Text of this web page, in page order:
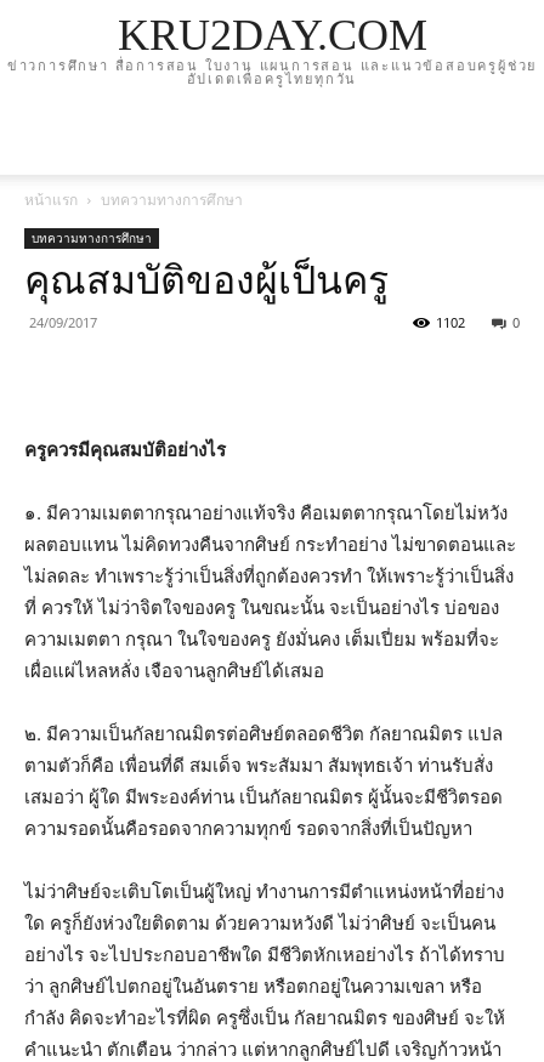
KRU2DAY.COM
ข่าวการศึกษา สื่อการสอน ใบงาน แผนการสอน และแนวข้อสอบครูผู้ช่วย
อัปเดตเพื่อครูไทยทุกวัน
หน้าแรก บทความทางการศึกษา
บทความทางการศึกษา
คุณสมบัติของผู้เป็นครู
24/09/2017 0
1102
ครูควรมีคุณสมบัติอย่างไร
๑. มีความเมตตากรุณาอย่างแท้จริง คือเมตตากรุณาโดยไม่หวัง
ผลตอบแทน ไม่คิดทวงคืนจากศิษย์ กระทำอย่าง ไม่ขาดตอนและ
ไม่ลดละ ทำเพราะรู้ว่าเป็นสิ่งที่ถูกต้องควรทำ ให้เพราะรู้ว่าเป็นสิ่ง
ที่ ควรให้ ไม่ว่าจิตใจของครู ในขณะนั้น จะเป็นอย่างไร บ่อของ
ความเมตตา กรุณา ในใจของครู ยังมั่นคง เต็มเปี่ยม พร้อมที่จะ
เผื่อแผ่ไหลหลั่ง เจือจานลูกศิษย์ได้เสมอ
๒. มีความเป็นกัลยาณมิตรต่อศิษย์ตลอดชีวิต กัลยาณมิตร แปล
ตามตัวก็คือ เพื่อนที่ดี สมเด็จ พระสัมมา สัมพุทธเจ้า ท่านรับสั่ง
เสมอว่า ผู้ใด มีพระองค์ท่าน เป็นกัลยาณมิตร ผู้นั้นจะมีชีวิตรอด
ความรอดนั้นคือรอดจากความทุกข์ รอดจากสิ่งที่เป็นปัญหา
ไม่ว่าศิษย์จะเติบโตเป็นผู้ใหญ่ ทำงานการมีตำแหน่งหน้าที่อย่าง
ใด ครูก็ยังห่วงใยติดตาม ด้วยความหวังดี ไม่ว่าศิษย์ จะเป็นคน
อย่างไร จะไปประกอบอาชีพใด มีชีวิตหักเหอย่างไร ถ้าได้ทราบ
ว่า ลูกศิษย์ไปตกอยู่ในอันตราย หรือตกอยู่ในความเขลา หรือ
กำลัง คิดจะทำอะไรที่ผิด ครูซึ่งเป็น กัลยาณมิตร ของศิษย์ จะให้
คำแนะนำ ตักเตือน ว่ากล่าว แต่หากลูกศิษย์ไปดี เจริญก้าวหน้า